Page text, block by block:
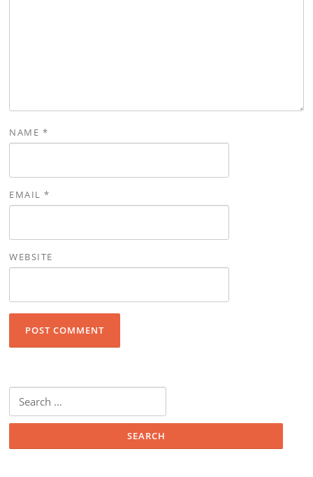
NAME *
EMAIL*
WEBSITE
Search for: